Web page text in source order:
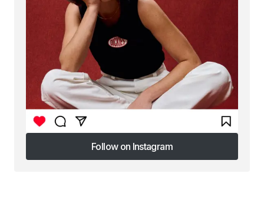
Follow on Instagram
Follow on Instagram